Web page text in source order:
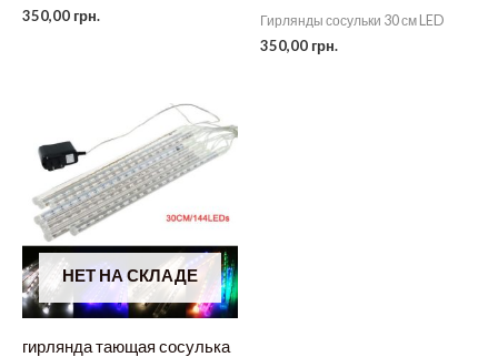
350,00 грн. Гирлянды сосульки 30 см LED
350,00 грн.
НЕТ НА СКЛАДЕ
гирлянда тающая сосулька